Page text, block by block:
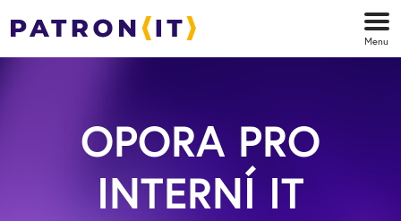
Menu
OPORA PRO
INTERNÍ IT